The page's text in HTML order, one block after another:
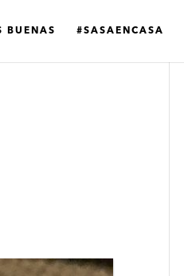
BUENAS #SASAENCASA